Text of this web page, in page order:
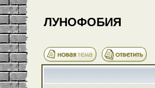
ЛУНОФОБИЯ